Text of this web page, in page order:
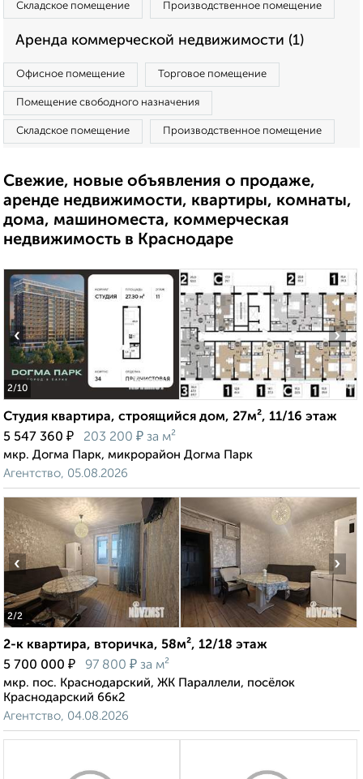
Складское помещение Производственное помещение
Аренда коммерческой недвижимости (1)
Офисное помещение Торговое помещение
Помещение свободного назначения
Складское помещение Производственное помещение
Свежие, новые объявления о продаже,
аренде недвижимости, квартиры, комнаты,
дома, машиноместа, коммерческая
недвижимость в Краснодаре
2/10
‹ ›
Студия квартира, строящийся дом, 27м², 11/16 этаж
5 547 360 ₽ 203 200 ₽ за м²
мкр. Догма Парк, микрорайон Догма Парк
Агентство, 05.08.2026
2/2
‹ ›
2-к квартира, вторичка, 58м², 12/18 этаж
5 700 000 ₽ 97 800 ₽ за м²
мкр. пос. Краснодарский, ЖК Параллели, посёлок
Краснодарский 66к2
Агентство, 04.08.2026